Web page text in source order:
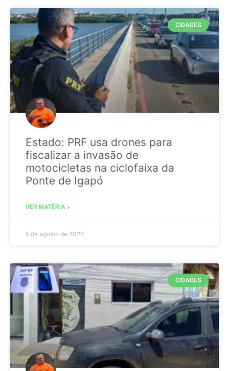
CIDADES
Estado: PRF usa drones para
fiscalizar a invasão de
motocicletas na ciclofaixa da
Ponte de Igapó
VER MATÉRIA »
5 de agosto de 2026
CIDADES